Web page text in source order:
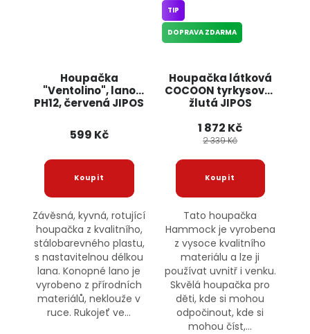
Houpačka
"Ventolino", lano
PH12, červená JIPOS
599 Kč
Závěsná, kyvná, rotující
houpačka z kvalitního,
stálobarevného plastu,
s nastavitelnou délkou
lana. Konopné lano je
vyrobeno z přírodních
materiálů, neklouže v
ruce. Rukojeť ve...
Houpačka látková
COCOON tyrkysovo/
žlutá JIPOS
TIP
DOPRAVA ZDARMA
1 872 Kč
2 339 Kč
Tato houpačka
Hammock je vyrobena
z vysoce kvalitního
materiálu a lze ji
používat uvnitř i venku.
Skvělá houpačka pro
děti, kde si mohou
odpočinout, kde si
mohou číst,...